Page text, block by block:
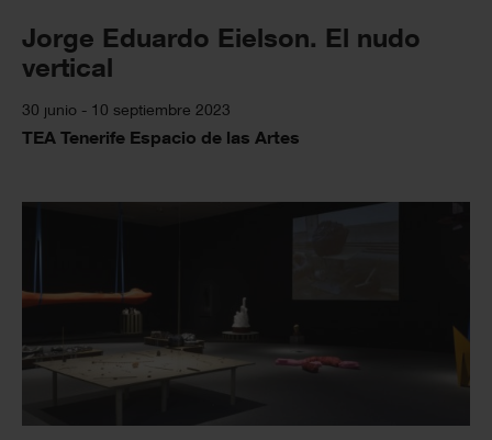
Jorge Eduardo Eielson. El nudo
vertical
30 junio - 10 septiembre 2023
TEA Tenerife Espacio de las Artes